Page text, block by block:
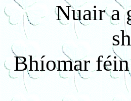
Nuair a
Bhíomar